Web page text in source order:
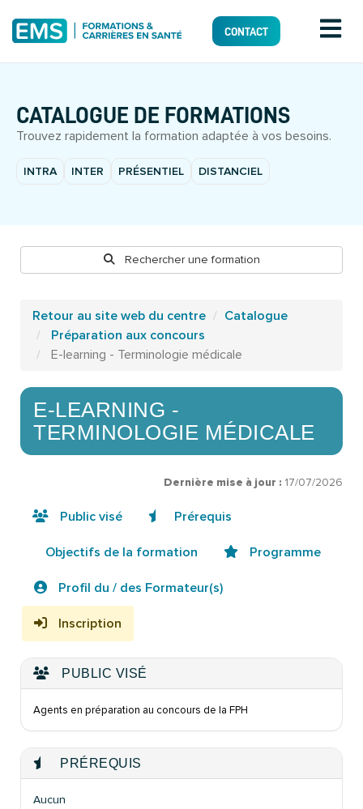
CONTACT
CATALOGUE DE FORMATIONS
Trouvez rapidement la formation adaptée à vos besoins.
INTRA INTER PRÉSENTIEL DISTANCIEL
Rechercher une formation
Retour au site web du centre
Catalogue
Préparation aux concours
E-learning - Terminologie médicale
E-LEARNING -
TERMINOLOGIE MÉDICALE
Dernière mise à jour : 17/07/2026
Public visé Prérequis
Objectifs de la formation Programme
Profil du / des Formateur(s)
Inscription
PUBLIC VISÉ
Agents en préparation au concours de la FPH
PRÉREQUIS
Aucun